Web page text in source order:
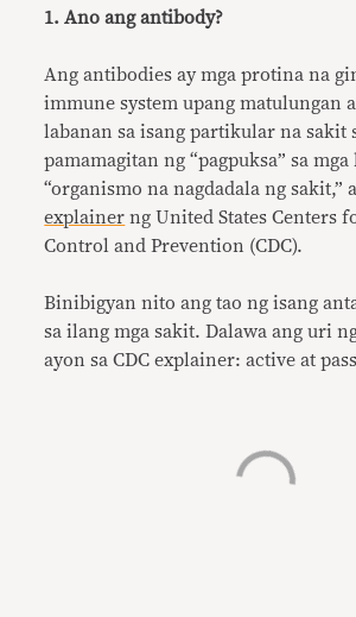
1. Ano ang antibody?
Ang antibodies ay mga protina na
immune system upang matulungan
labanan sa isang partikular na sakit
pamamagitan ng “pagpuksa” sa mga
“organismo na nagdadala ng sakit,”
explainer ng United States Centers
Control and Prevention (CDC).
Binibigyan nito ang tao ng isang
sa ilang mga sakit. Dalawa ang uri
ayon sa CDC explainer: active at